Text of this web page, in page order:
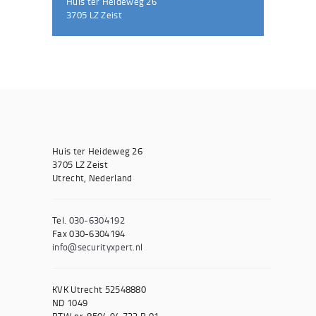
3705 LZ Zeist
Huis ter Heideweg 26
3705 LZ Zeist
Utrecht, Nederland
Tel. 030-6304192
Fax 030-6304194
info@securityxpert.nl
KVK Utrecht 52548880
ND 1049